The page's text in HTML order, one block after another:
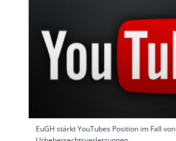
EuGH stärkt YouTubes Position im Fall von